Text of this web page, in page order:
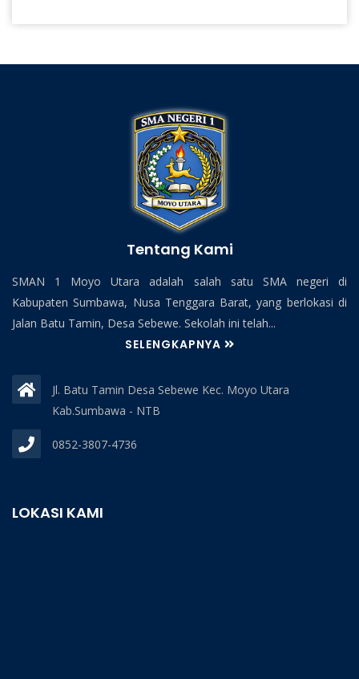
Tentang Kami
SMAN 1 Moyo Utara adalah salah satu SMA negeri di
Kabupaten Sumbawa, Nusa Tenggara Barat, yang berlokasi di
Jalan Batu Tamin, Desa Sebewe. Sekolah ini telah...
SELENGKAPNYA
Jl. Batu Tamin Desa Sebewe Kec. Moyo Utara
Kab.Sumbawa - NTB
0852-3807-4736
LOKASI KAMI